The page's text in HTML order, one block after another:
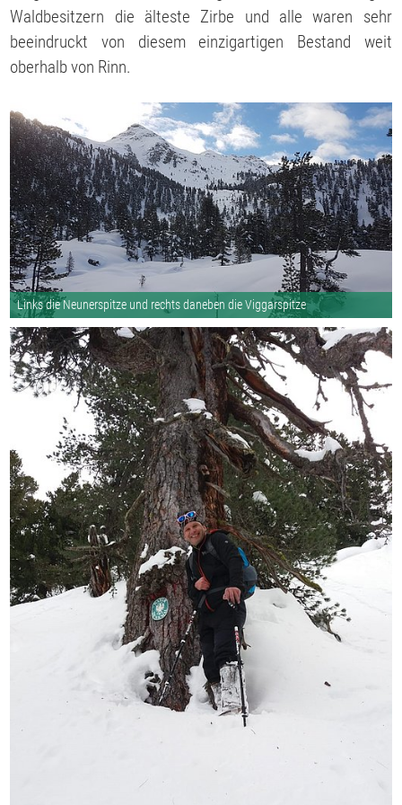
Waldbesitzern die älteste Zirbe und alle waren sehr
beeindruckt von diesem einzigartigen Bestand weit
oberhalb von Rinn.
Links die Neunerspitze und rechts daneben die Viggarspitze